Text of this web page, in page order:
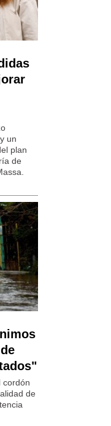
un
plan
de
cordón
de